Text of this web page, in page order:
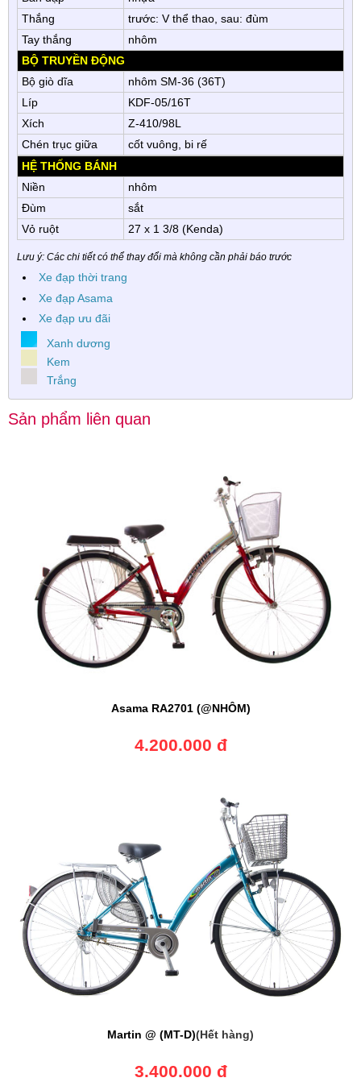
Thắng
trước: V thể thao, sau: đùm
Tay thắng
nhôm
BỘ TRUYỀN ĐỘNG
Bộ giò dĩa
nhôm SM-36 (36T)
Líp
KDF-05/16T
Xích
Z-410/98L
Chén trục giữa
cốt vuông, bi rế
HỆ THỐNG BÁNH
Niền
nhôm
Đùm
sắt
Vỏ ruột
27 x 1 3/8 (Kenda)
Lưu ý: Các chi tiết có thể thay đổi mà không cần phải báo trước
Xe đạp thời trang
Xe đạp Asama
Xe đạp ưu đãi
Xanh dương
Kem
Trắng
Sản phẩm liên quan
Asama RA2701 (@NHÔM)
4.200.000 đ
Martin @ (MT-D)(Hết hàng)
3.400.000 đ